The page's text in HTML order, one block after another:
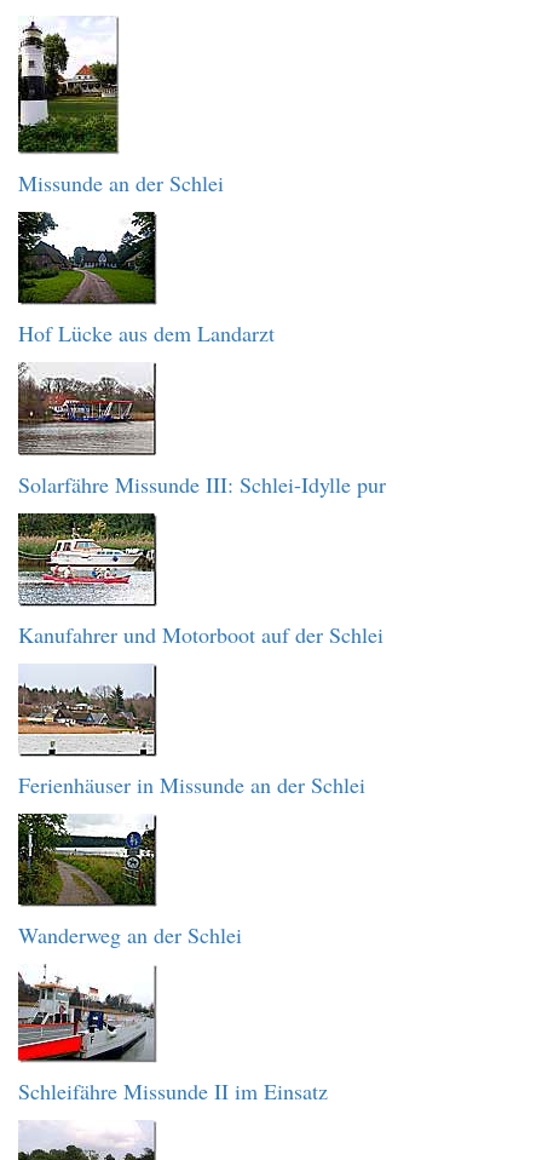
Missunde an der Schlei
Hof Lücke aus dem Landarzt
Solarfähre Missunde III: Schlei-Idylle pur
Kanufahrer und Motorboot auf der Schlei
Ferienhäuser in Missunde an der Schlei
Wanderweg an der Schlei
Schleifähre Missunde II im Einsatz